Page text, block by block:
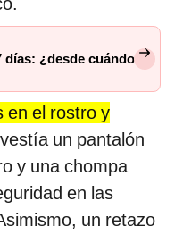
días: ¿desde cuándo
en el rostro y
un pantalón
y una chompa
en las
un retazo